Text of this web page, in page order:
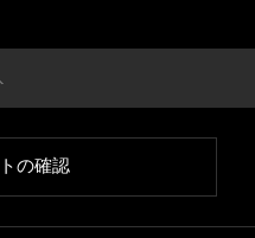
の確認